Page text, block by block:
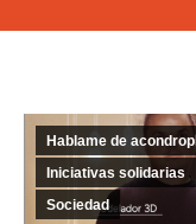
Hablame de
Iniciativas solidarias
Sociedad